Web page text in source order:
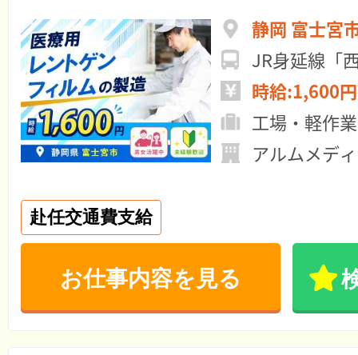
静岡 富士宮
JR身延線「
時給:1,600
工場・軽作業
アルムメデ
赴任交通費支給
お仕事内容を見る